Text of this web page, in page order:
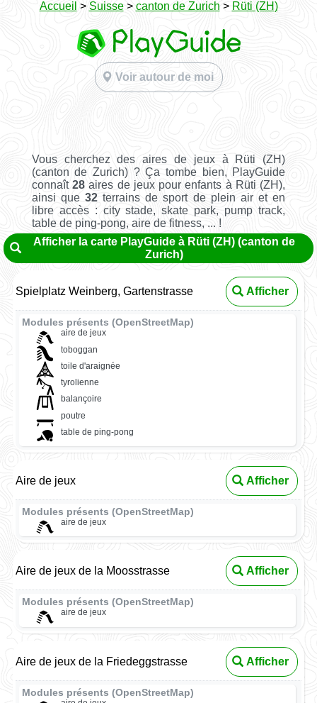
Accueil > Suisse> canton de Zurich > Rüti (ZH)
Voir autour de moi
Vous cherchez des aires de jeux à Rüti (ZH)
(canton de Zurich) ? Ça tombe bien, PlayGuide
connaît28 aires de jeux pour enfants à Rüti (ZH),
ainsi que32 terrains de sport de plein air et en
libre accès : city stade, skate park, pump track,
table de ping-pong, aire de fitness, ... !
Afficher la carte PlayGuide à Rüti (ZH) (canton de
Zurich)
Spielplatz Weinberg, Gartenstrasse Afficher
Modules présents (OpenStreetMap)
aire de jeux
toboggan
toile d'araignée
tyrolienne
balançoire
poutre
table de ping-pong
Aire de jeux Afficher
Modules présents (OpenStreetMap)
aire de jeux
Aire de jeux de la Moosstrasse Afficher
Modules présents (OpenStreetMap)
aire de jeux
Aire de jeux de la Friedeggstrasse Afficher
Modules présents (OpenStreetMap)